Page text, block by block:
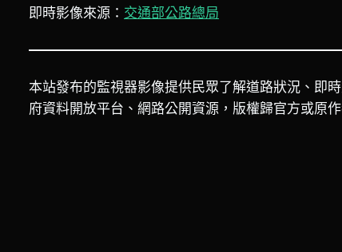
即時影像來源： 交通部公路總局
本站發布的監視器影像提供民眾了解道路狀況、即
府資料開放平台、網路公開資源，版權歸官方或原作